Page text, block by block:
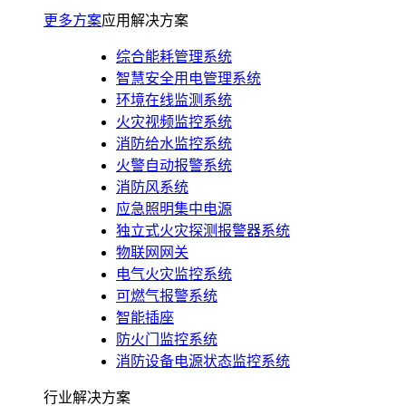
更多方案应用解决方案
综合能耗管理系统
智慧安全用电管理系统
环境在线监测系统
火灾视频监控系统
消防给水监控系统
火警自动报警系统
消防风系统
应急照明集中电源
独立式火灾探测报警器系统
物联网网关
电气火灾监控系统
可燃气报警系统
智能插座
防火门监控系统
消防设备电源状态监控系统
行业解决方案